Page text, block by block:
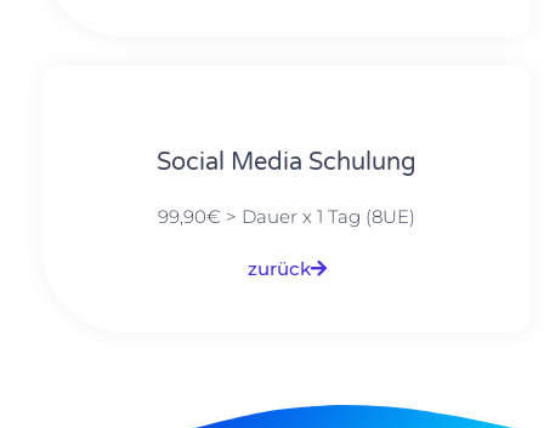
Social Media Schulung
99,90€ > Dauer x 1 Tag (8UE)
zurück